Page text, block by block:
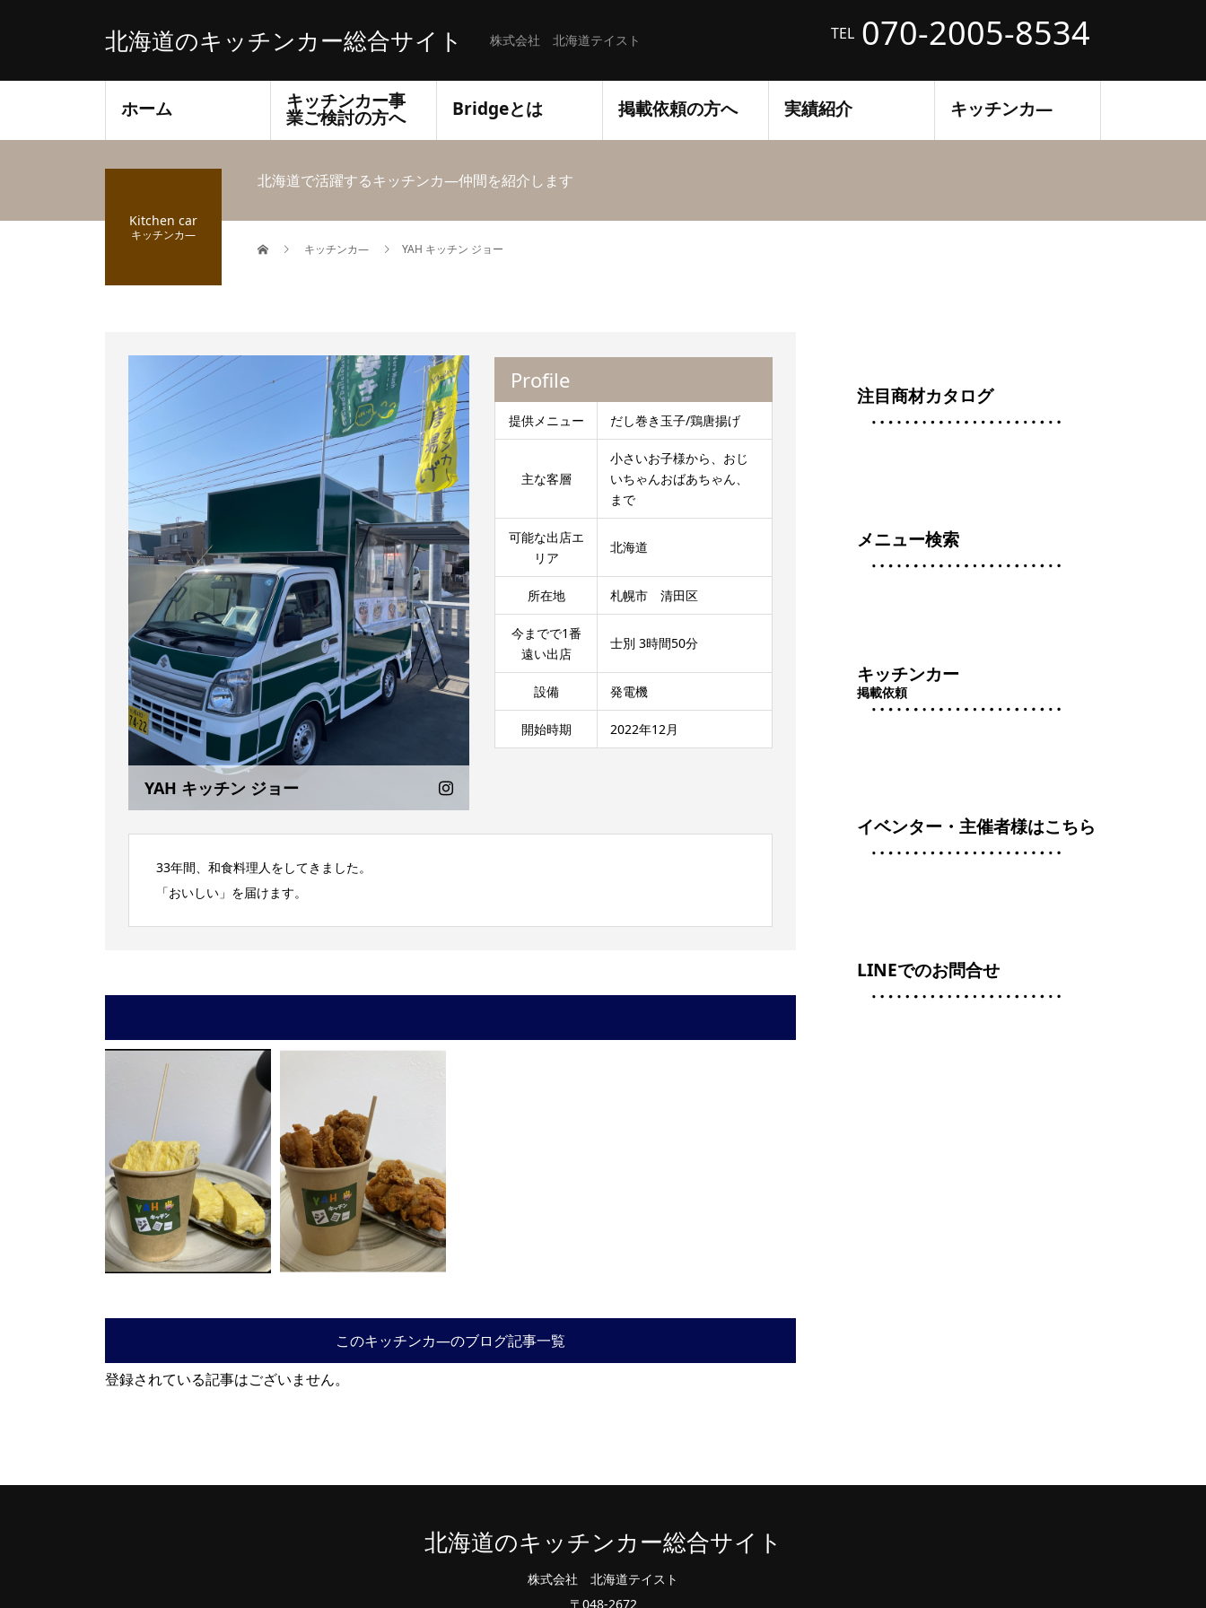
北海道のキッチンカー総合サイト 株式会社 北海道テイスト TEL 070-2005-8534
ホーム キッチンカー事
業ご検討の方へ Bridgeとは 掲載依頼の方へ 実績紹介 キッチンカ―
Kitchen car
キッチンカ―
北海道で活躍するキッチンカ―仲間を紹介します
キッチンカ― YAH キッチン ジョー
YAH キッチン ジョー
Profile
提供メニュー だし巻き玉子/鶏唐揚げ
主な客層
小さいお子様から、おじ
いちゃんおばあちゃん、
まで
可能な出店エ
リア
北海道
所在地 札幌市 清田区
今までで1番
遠い出店
士別 3時間50分
設備 発電機
開始時期 2022年12月
33年間、和食料理人をしてきました。
「おいしい」を届けます。
このキッチンカ―のブログ記事一覧
登録されている記事はございません。
注目商材カタログ
メニュー検索
キッチンカー
掲載依頼
イベンター・主催者様はこちら
LINEでのお問合せ
北海道のキッチンカー総合サイト
株式会社 北海道テイスト
〒048-2672